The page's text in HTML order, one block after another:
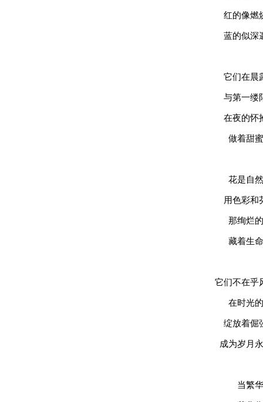
红的像燃
蓝的似深
它们在晨
与第一缕
在夜的怀
做着甜
花是自
用色彩和
那绚烂
藏着生
它们不在乎
在时光
绽放着倔
成为岁月
当繁